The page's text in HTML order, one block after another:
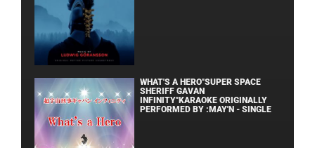
WHAT'S A HERO"SUPER SPACE
SHERIFF GAVAN
INFINITY"KARAOKE ORIGINALLY
PERFORMED BY :MAY'N - SINGLE